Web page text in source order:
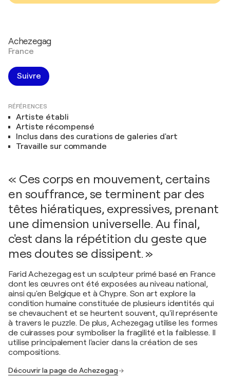
Achezegag
France
Suivre
RÉFÉRENCES
Artiste établi
Artiste récompensé
Inclus dans des curations de galeries d'art
Travaille sur commande
« Ces corps en mouvement, certains
en souffrance, se terminent par des
têtes hiératiques, expressives, prenant
une dimension universelle. Au final,
c'est dans la répétition du geste que
mes doutes se dissipent. »
Farid Achezegag est un sculpteur primé basé en France
dont les œuvres ont été exposées au niveau national,
ainsi qu'en Belgique et à Chypre. Son art explore la
condition humaine constituée de plusieurs identités qui
se chevauchent et se heurtent souvent, qu'il représente
à travers le puzzle. De plus, Achezegag utilise les formes
de cuirasses pour symboliser la fragilité et la faiblesse. Il
utilise principalement l'acier dans la création de ses
compositions.
Découvrir la page de Achezegag